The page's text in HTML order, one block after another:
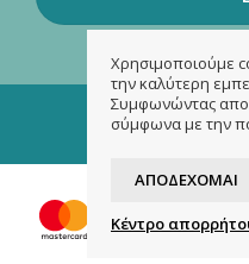
Copyright
Designed &
Χρησιμοποιούμε
την καλύτερη
Συμφωνώντας
σύμφωνα με την
ΑΠΟΔΈΧΟΜΑΙ
Κέντρο